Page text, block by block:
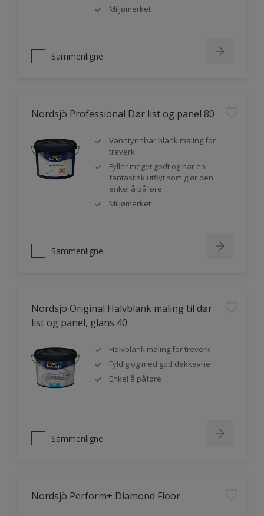
Miljømerket
Sammenligne
Nordsjö Professional Dør list og panel 80
Vanntynnbar blank maling for
treverk
Fyller meget godt og har en
fantastisk utflyt som gjør den
enkel å påføre
Miljømerket
Sammenligne
Nordsjö Original Halvblank maling til dør
list og panel, glans 40
Halvblank maling for treverk
Fyldig og med god dekkevne
Enkel å påføre
Sammenligne
Nordsjö Perform+ Diamond Floor